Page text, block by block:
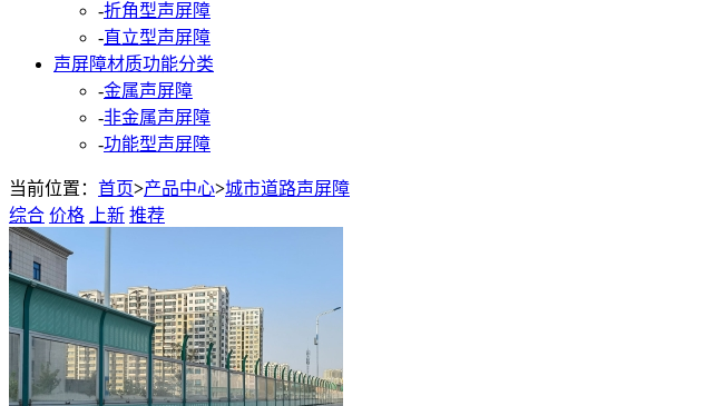
-折角型声屏障
-直立型声屏障
声屏障材质功能分类
-金属声屏障
-非金属声屏障
-功能型声屏障
当前位置： 首页>产品中心>城市道路声屏障
综合 价格 上新 推荐